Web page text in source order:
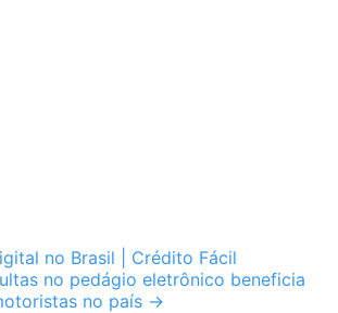
no Brasil | Crédito Fácil
no pedágio eletrônico beneficia
no país →